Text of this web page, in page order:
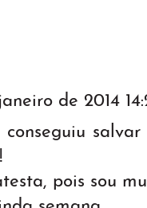
de 2014
pois sou